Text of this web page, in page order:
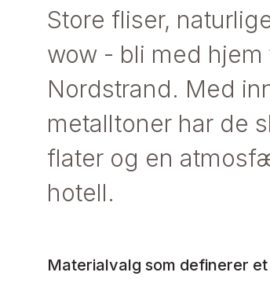
Store fliser,
wow - bli med hjem
Nordstrand. Med
metalltoner har de
flater og en
hotell.
Materialvalg som definerer